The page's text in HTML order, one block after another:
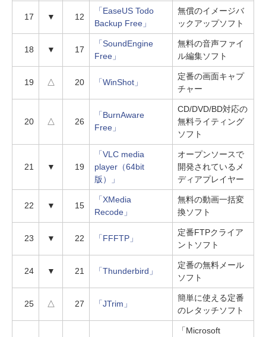
17 ▼ 12
「EaseUS Todo
Backup Free」
無償のイメージバ
ックアップソフト
18 ▼ 17
「SoundEngine
Free」
無料の音声ファイ
ル編集ソフト
19 △ 20 「WinShot」
定番の画面キャプ
チャー
20 △ 26
「BurnAware
Free」
CD/DVD/BD対応の
無料ライティング
ソフト
21 ▼ 19
「VLC media
player（64bit
版）」
オープンソースで
開発されているメ
ディアプレイヤー
22 ▼ 15
「XMedia
Recode」
無料の動画一括変
換ソフト
23 ▼ 22 「FFFTP」
定番FTPクライア
ントソフト
24 ▼ 21 「Thunderbird」
定番の無料メール
ソフト
25 △ 27 「JTrim」
簡単に使える定番
のレタッチソフト
「Microsoft